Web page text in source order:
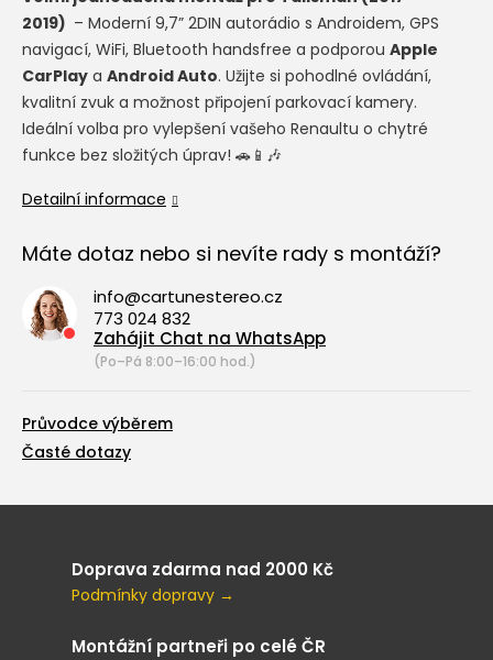
2019) – Moderní 9,7” 2DIN autorádio s Androidem, GPS
navigací, WiFi, Bluetooth handsfree a podporou Apple
CarPlay a Android Auto. Užijte si pohodlné ovládání,
kvalitní zvuk a možnost připojení parkovací kamery.
Ideální volba pro vylepšení vašeho Renaultu o chytré
funkce bez složitých úprav! 🚗📱🎶
Detailní informace
Máte dotaz nebo si nevíte rady s montáží?
info@cartunestereo.cz
773 024 832
Zahájit Chat na WhatsApp
(Po–Pá 8:00–16:00 hod.)
Průvodce výběrem
Časté dotazy
Doprava zdarma nad 2000 Kč
Podmínky dopravy →
Montážní partneři po celé ČR